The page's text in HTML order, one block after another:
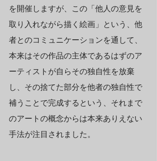
を開催しますが、この「他人の意見を
取り入れながら描く絵画」という、他
者とのコミュニケーションを通して、
本来はその作品の主体であるはずのア
ーティストが自らその独自性を放棄
し、その捨てた部分を他者の独自性で
補うことで完成するという、それまで
のアートの概念からは本来ありえない
手法が注目されました。